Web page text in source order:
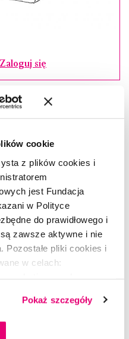
cookie
z plików cookies i
jest Fundacja
w Polityce
do prawidłowego i
zawsze aktywne i nie
Pozostałe pliki cookies i
w celach:
i technologie
informacji
lub dostęp do niego i
Pokaż szczegóły
Zaloguj się
i krytyk muzyczny.
autobiografii artystów,
polskiej monografii
wydawnictwa
Wywracanie kultury.